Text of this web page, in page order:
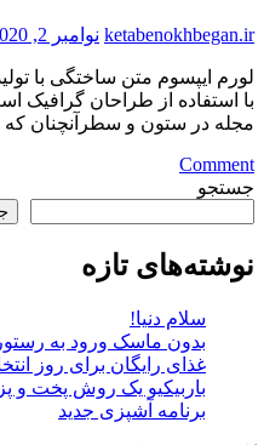
ketabenokhbegan.ir نوامبر 2, 2020
لورم ايپسوم متن ساختگی با
با استفاده از طراحان گرافيک
مجله در ستون و سطرآنچنان
Comment
on
وقت
خود
اختصاص
به
خودتان
دهید
جستجو
نوشته‌های تازه
سلام دنیا!
بدون ماسک ورود به
غذای رایگان برای روز
باربیکیو یک روش پخت و
برنامه آشپزی جدید